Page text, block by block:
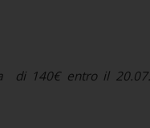
di 140€ entro il